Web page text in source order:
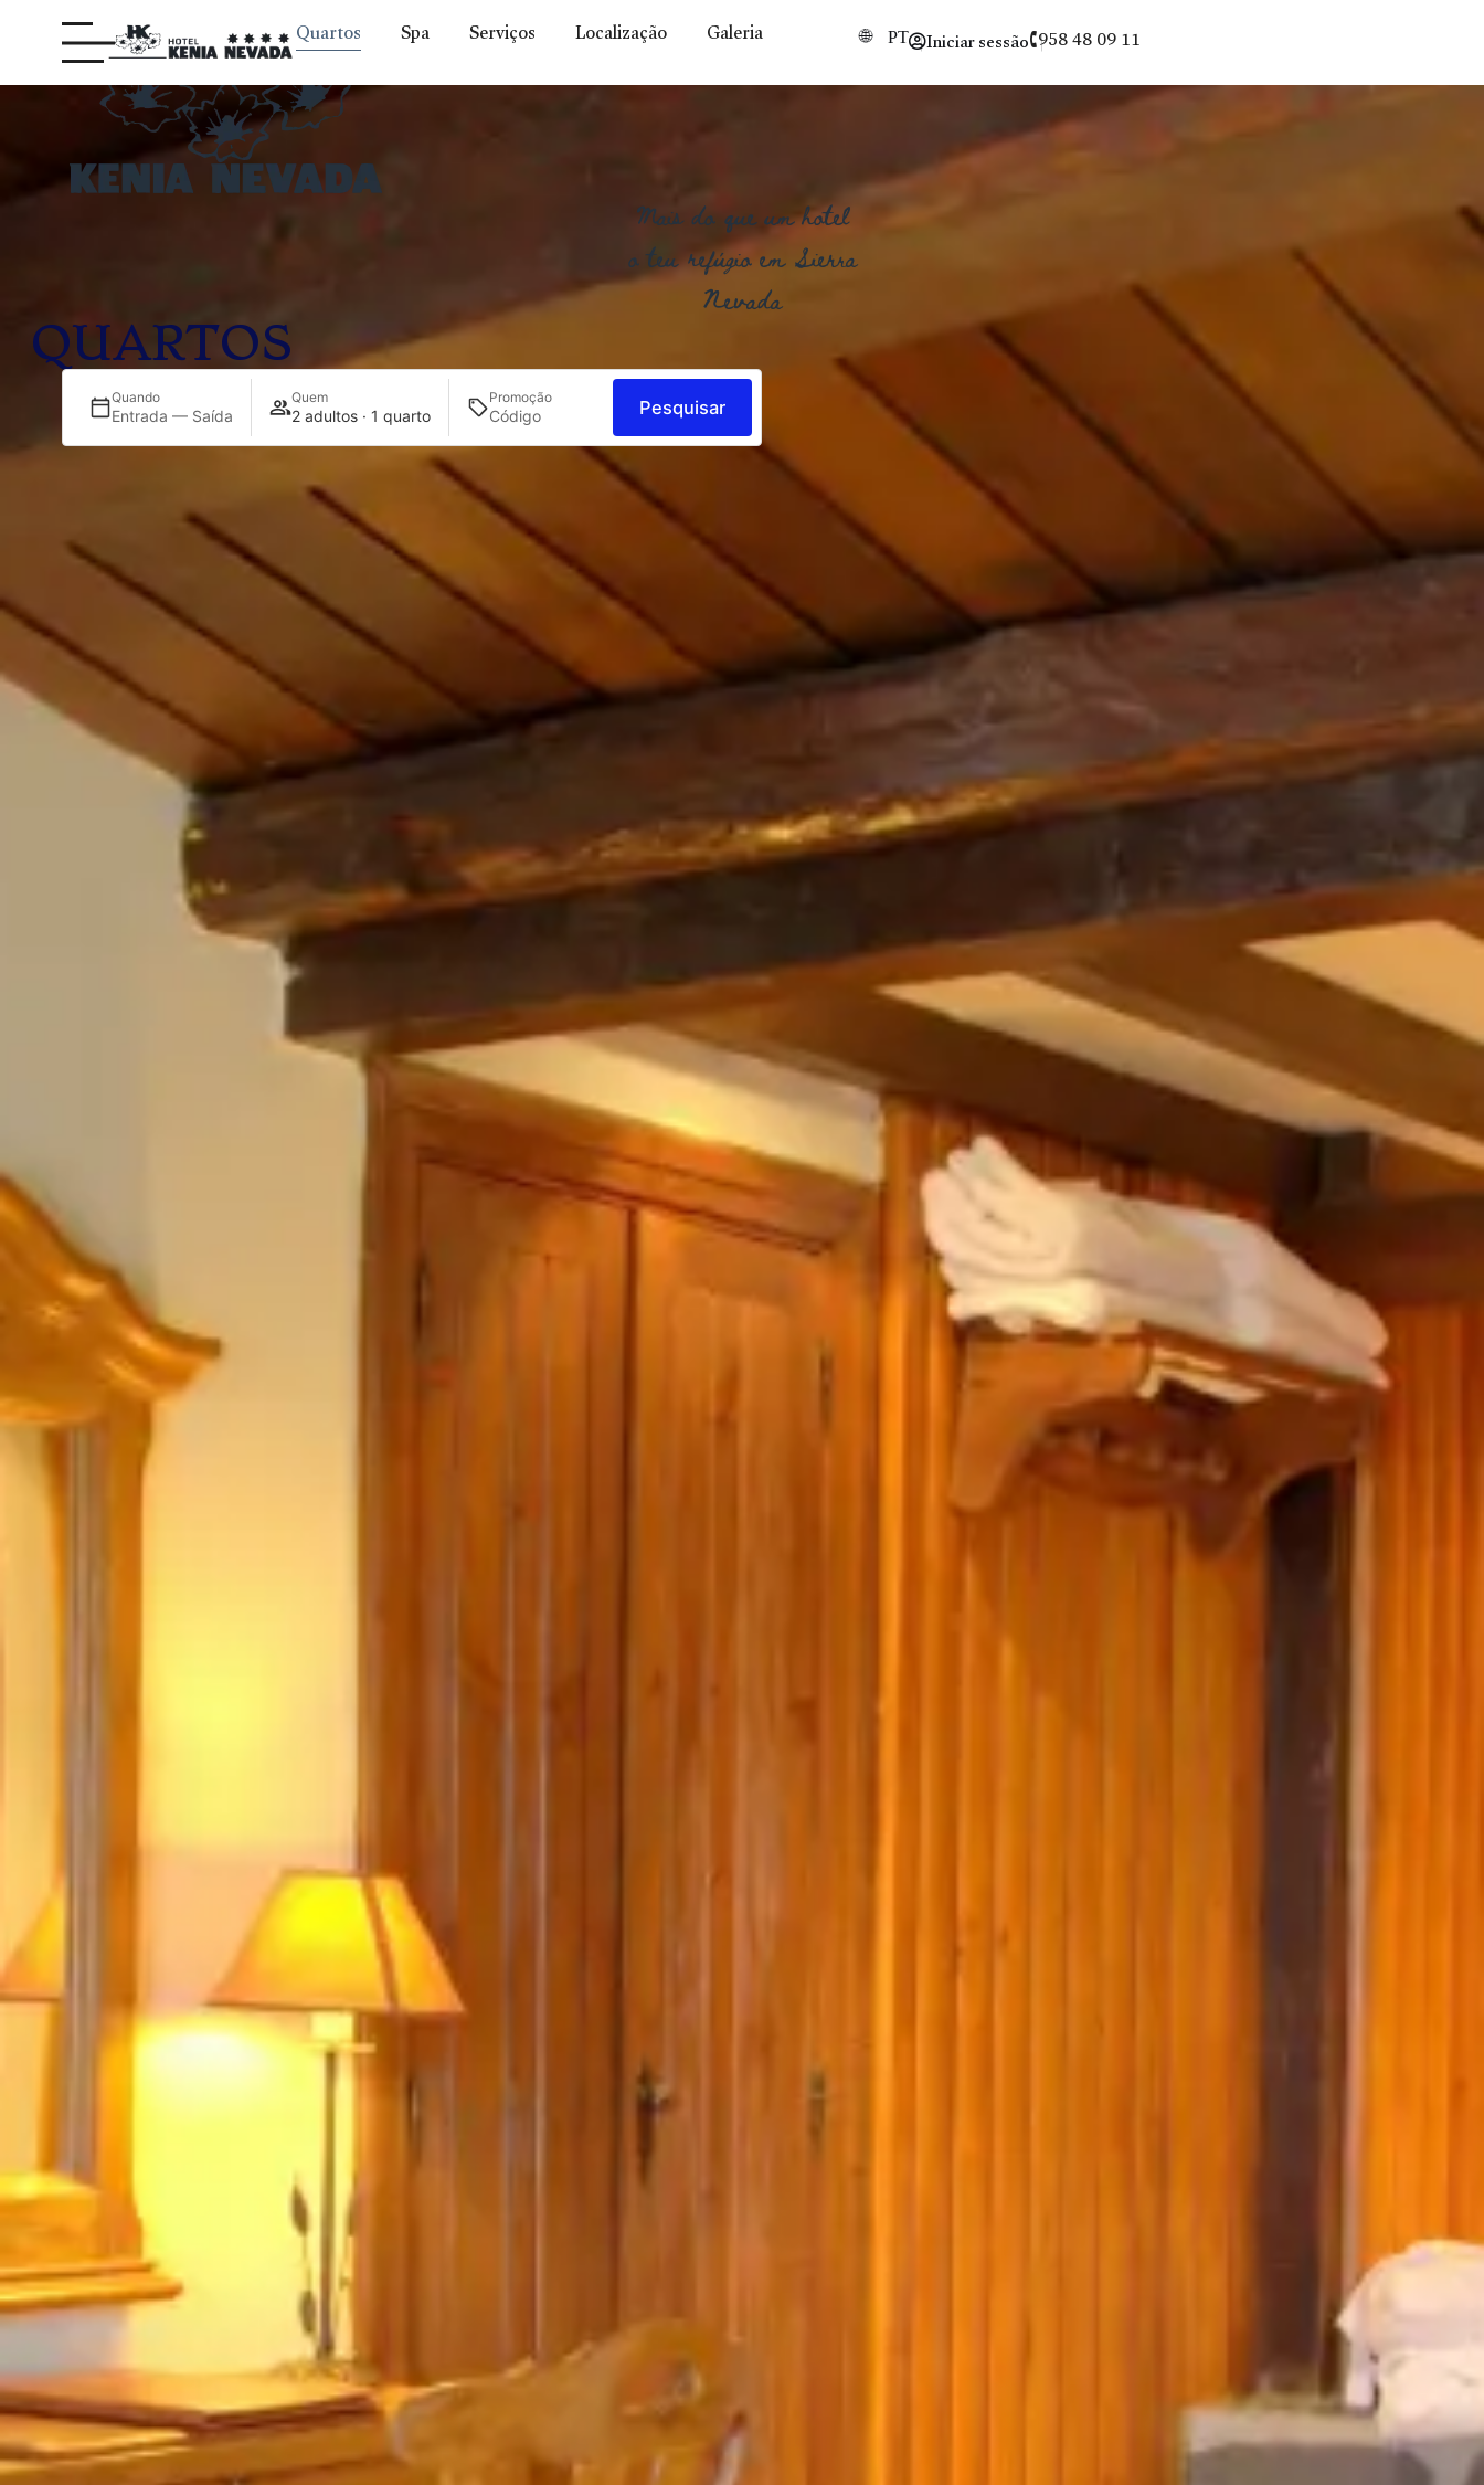
Quartos Spa Serviços Localização Galeria PT Iniciar sessão 958 48 09 11
Mais do que um hotel
o teu refúgio em Sierra
Nevada
QUARTOS
Quando
Entrada — Saída
Quem
2 adultos · 1 quarto
Promoção Pesquisar